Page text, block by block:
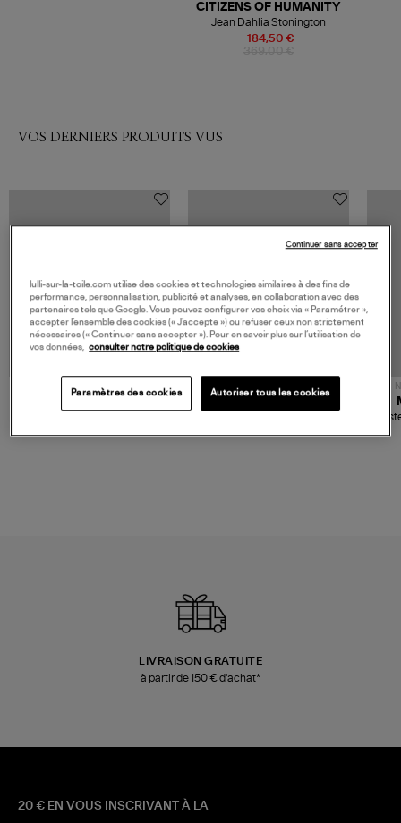
184,50 €
CITIZENS OF HUMANITY
Jean Dahlia Stonington
VOS DERNIERS PRODUITS VUS
480,00 €
NOUVELLE COLLECTION
189,00 €
LIVRAISON GRATUITE
à partir de 150 € d'achat*
20 € EN VOUS INSCRIVANT À LA
lulli-sur-la-toile.com utilise des cookies et technologies similaires à des fins de
performance, personnalisation, publicité et analyses, en collaboration avec des
partenaires tels que Google. Vous pouvez configurer vos choix via « Paramétrer »,
accepter l’ensemble des cookies (« J’accepte ») ou refuser ceux non strictement
nécessaires (« Continuer sans accepter »). Pour en savoir plus sur l’utilisation de
vos données, consulter notre politique de cookies
Paramètres des cookies Autoriser tous les cookies
Continuer sans accepter